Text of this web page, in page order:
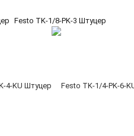
Festo TK-1/8-PK-3 Штуцер